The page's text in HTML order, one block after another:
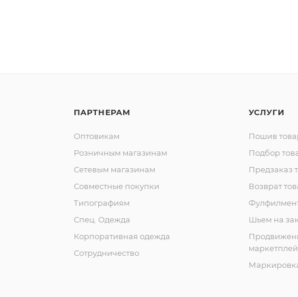
ПАРТНЕРАМ
Оптовикам
Розничным магазинам
Сетевым магазинам
Совместные покупки
Типографиям
Спец. Одежда
Корпоративная одежда
Сотрудничество
УСЛУГИ
Пошив
Подбор
Предзаказ
Возврат
Шьем на